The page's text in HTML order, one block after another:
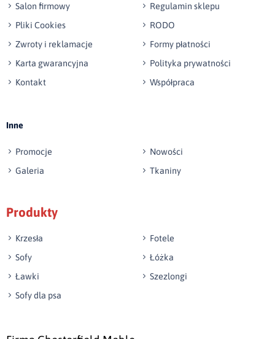
Wyślij opinię
Salon firmowy
Regulamin sklepu
Pliki Cookies
RODO
Zwroty i reklamacje
Formy płatności
Karta gwarancyjna
Polityka prywatności
Kontakt
Współpraca
Inne
Promocje
Nowości
Galeria
Tkaniny
Produkty
Krzesła
Fotele
Sofy
Łóżka
Ławki
Szezlongi
Sofy dla psa